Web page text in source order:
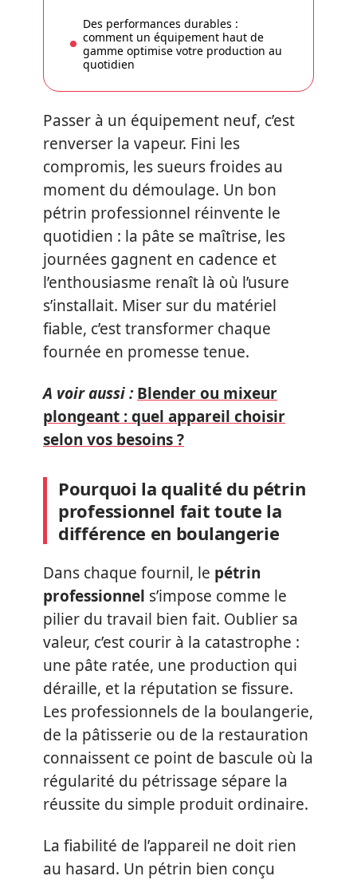
Des performances durables :
comment un équipement haut de
gamme optimise votre production au
quotidien
Passer à un équipement neuf, c’est
renverser la vapeur. Fini les
compromis, les sueurs froides au
moment du démoulage. Un bon
pétrin professionnel réinvente le
quotidien : la pâte se maîtrise, les
journées gagnent en cadence et
l’enthousiasme renaît là où l’usure
s’installait. Miser sur du matériel
fiable, c’est transformer chaque
fournée en promesse tenue.
A voir aussi : Blender ou mixeur
plongeant : quel appareil choisir
selon vos besoins ?
Pourquoi la qualité du pétrin
professionnel fait toute la
différence en boulangerie
Dans chaque fournil, le pétrin
professionnel s’impose comme le
pilier du travail bien fait. Oublier sa
valeur, c’est courir à la catastrophe :
une pâte ratée, une production qui
déraille, et la réputation se fissure.
Les professionnels de la boulangerie,
de la pâtisserie ou de la restauration
connaissent ce point de bascule où la
régularité du pétrissage sépare la
réussite du simple produit ordinaire.
La fiabilité de l’appareil ne doit rien
au hasard. Un pétrin bien conçu